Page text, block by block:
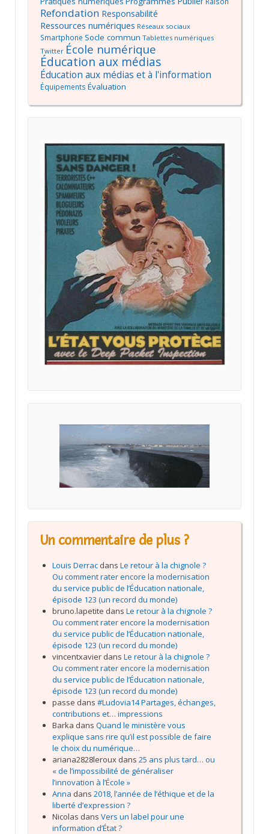
Refondation Responsabilité
Ressources numériques Réseaux sociaux
Smartphone Socle commun Tablettes numériques
Twitter École numérique
Éducation aux médias
Éducation aux médias et à l'information
Équipements Évaluation
Un commentaire de plus ?
Louis Derrac dans Le retour à la chignole ?
Ou comment rater encore la modernisation
du service public de l’Éducation nationale,
épisode 123 (un record du monde)
bruno.lapetite dans Le retour à la chignole ?
Ou comment rater encore la modernisation
du service public de l’Éducation nationale,
épisode 123 (un record du monde)
vincentxavier dans Le retour à la chignole ?
Ou comment rater encore la modernisation
du service public de l’Éducation nationale,
épisode 123 (un record du monde)
passe dans #Ludovia14 Partages, échanges,
contributions et… impressions
Barka dans Quand le ministère vous
explique sans rire qu’il est possible de faire
le choix du numérique…
ariana2828leroux dans 25 ans plus tard… ou
« de l’impossibilité de généraliser
l’innovation à l’École »
Anna dans 2018, l’année de l’éthique et de la
liberté d’expression ?
Nicolas dans Vers un label pour une
information d’État ?